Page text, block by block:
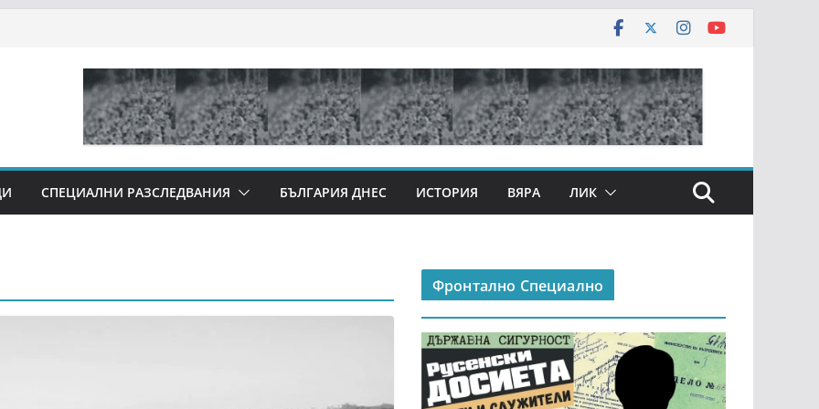
СПЕЦИАЛНИ РАЗСЛЕДВАНИЯ БЪЛГАРИЯ ДНЕС ИСТОРИЯ ВЯРА ЛИК
Фронтално Специално